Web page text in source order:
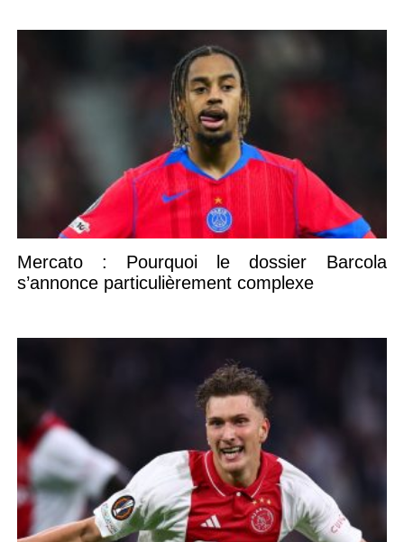
Mercato : Pourquoi le dossier Barcola
s’annonce particulièrement complexe